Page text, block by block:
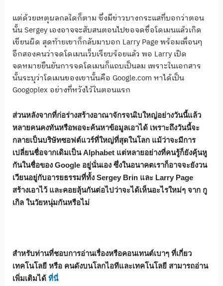
แต่ด้วยเหตุผลกลใดก็ตาม ซึ่งมีข่าวบางกระแสที่บอกว่าตอน
นั้น Sergey เองอาจจะสับสนตอนไปขอจดชื่อโดเมนแล้วเกิด
เขียนผิด สุดท้ายเขาก็กลับมาบอก Larry Page พร้อมเพื่อนๆ
อีกสองคนว่าจดโดเมนเว็บเรียบร้อยแล้ว พอ Larry เปิด
จดหมายยืนยันการจดโดเมนก็แถบเป็นลม เพราะในเอกสาร
นั้นระบุว่าโดเมนของเขานั้นคือ Google.com หาได้เป็น
Googoplex อย่างที่หวังไว้ในตอนแรก
ส่วนหลังจากที่ก่อร่างสร้างอาณาจักรจนเิบใหญ่อย่างวันนี้แล้ว
หลายคนคงทันหรือพอจะค้นหาข้อมูลเอาได้ เพราะถึงวันนี้จะ
กลายเป็นบริษัทซอฟต์แวร์ที่ใหญ่ที่สุดในโลก แม้ว่าจะมีการ
เปลี่ยนชื่อจากเดิมเป็น Alphabet แต่หลายอย่างที่คนรู้ก็ยังคุ้นหู
กันในชื่อของ Google อยู่นั่นเอง ซึ่งในอนาคตเราก็อาจจะยังวน
เวียนอยู่กับอารยธรรมที่ทั้ง Sergey Brin และ Larry Page
สร้างเอาไว้ และคอยลุ้นกันต่อไปว่าจะได้เห็นอะไรใหม่ๆ จาก กู
เกิล ในวัยหนุ่มกันหรือไม่
สำหรับท่านที่ชอบการอ่านเรื่องหรือคอนเทนต์เบาๆ ที่เกี่ยว
เทคโนโลยี หรือ คนดังบนโลกไอทีและเทคโนโลยี สามารถอ่าน
เพิ่มเติมได้ ที่นี่